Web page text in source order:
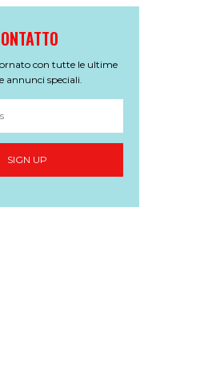
con tutte le ultime
annunci speciali.
SIGN UP